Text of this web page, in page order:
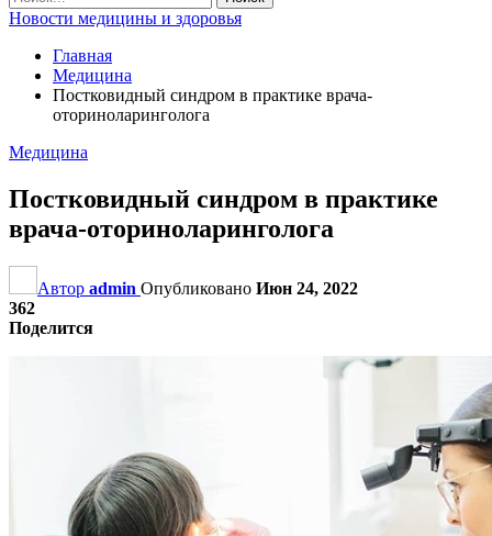
Новости медицины и здоровья
Главная
Медицина
Постковидный синдром в практике врача-
оториноларинголога
Медицина
Постковидный синдром в практике
врача-оториноларинголога
Автор admin Опубликовано Июн 24, 2022
362
Поделится